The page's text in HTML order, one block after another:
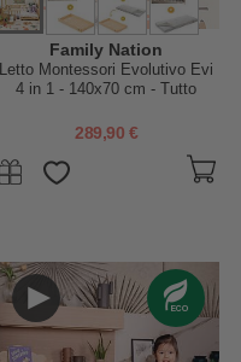
Family Nation
Letto Montessori Evolutivo Evi
4 in 1 - 140x70 cm - Tutto
289,90 €